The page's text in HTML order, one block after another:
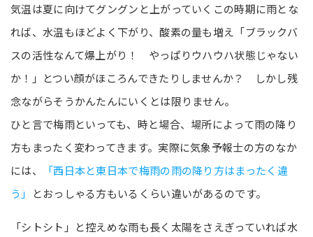
気温は夏に向けてグングンと上がっていくこの時期に雨とな
れば、水温もほどよく下がり、酸素の量も増え「ブラックバ
スの活性なんて爆上がり！ やっぱりウハウハ状態じゃない
か！」とつい顔がほころんできたりしませんか？ しかし残
念ながらそうかんたんにいくとは限りません。
ひと言で梅雨といっても、時と場合、場所によって雨の降り
方もまったく変わってきます。実際に気象予報士の方のなか
には、
「西日本と東日本で梅雨の雨の降り方はまったく違
う」
とおっしゃる方もいるくらい違いがあるのです。
「シトシト」と控えめな雨も長く太陽をさえぎっていれば水